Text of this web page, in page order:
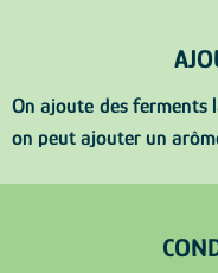
On ajoute des ferments
on peut ajouter un